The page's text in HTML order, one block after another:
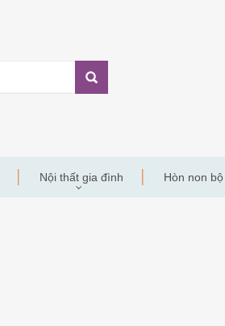
Nội thất gia đình Hòn non bộ